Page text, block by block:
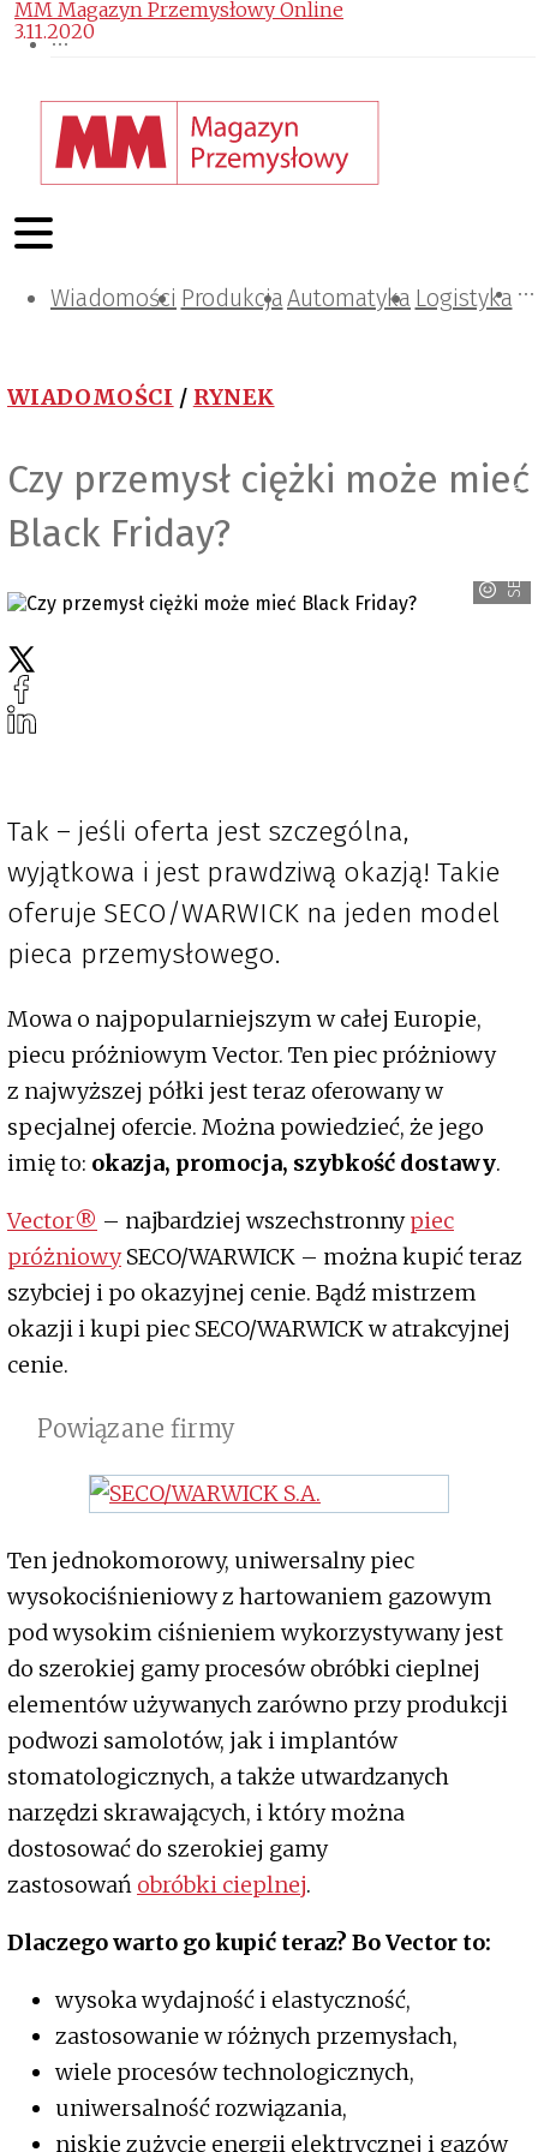
Wiadomości ProdukcjaAutomatyka Logistyka
Projektowanie i konstrukcje
Zarządzanie i IT
Tematy specjalne
WIADOMOŚCI / RYNEK
Czy przemysł ciężki może mieć
Black Friday?
MM Magazyn Przemysłowy Online
3.11.2020
Tak – jeśli oferta jest szczególna,
wyjątkowa i jest prawdziwą okazją! Takie
oferuje SECO/WARWICK na jeden model
pieca przemysłowego.
Mowa o najpopularniejszym w całej Europie,
piecu próżniowym Vector. Ten piec próżniowy
z najwyższej półki jest teraz oferowany w
specjalnej ofercie. Można powiedzieć, że jego
imię to: okazja, promocja, szybkość dostawy.
Vector® – najbardziej wszechstronnypiec
próżniowySECO/WARWICK – można kupić teraz
szybciej i po okazyjnej cenie. Bądź mistrzem
okazji i kupi piec SECO/WARWICK w atrakcyjnej
cenie.
Powiązane firmy
Ten jednokomorowy, uniwersalny piec
wysokociśnieniowy z hartowaniem gazowym
pod wysokim ciśnieniem wykorzystywany jest
do szerokiej gamy procesów obróbki cieplnej
elementów używanych zarówno przy produkcji
podwozi samolotów, jak i implantów
stomatologicznych, a także utwardzanych
narzędzi skrawających, i który można
dostosować do szerokiej gamy
zastosowań obróbki cieplnej.
Dlaczego warto go kupić teraz? Bo Vector to:
wysoka wydajność i elastyczność,
zastosowanie w różnych przemysłach,
wiele procesów technologicznych,
uniwersalność rozwiązania,
niskie zużycie energii elektrycznej i gazów